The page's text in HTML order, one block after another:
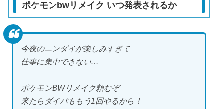
ポケモンbwリメイク いつ発表されるか
今夜のニンダイが楽しみすぎて
仕事に集中できない…
ポケモンBWリメイク頼むぞ
来たらダイパももう1回やるから！